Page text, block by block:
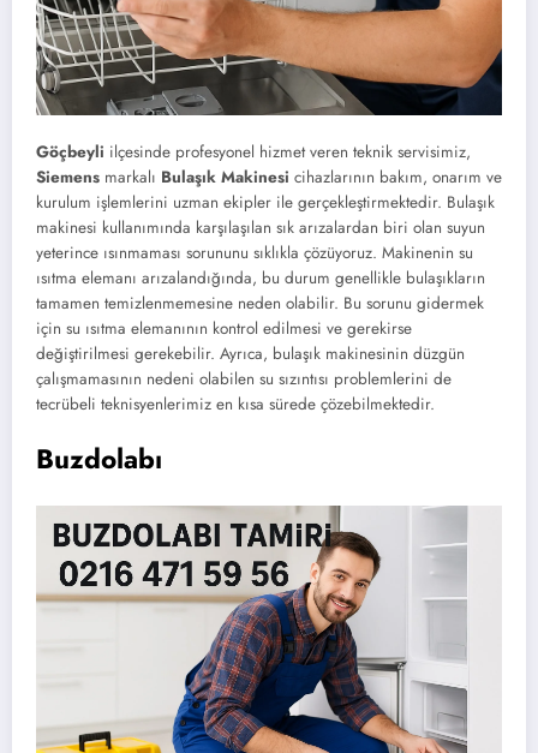
Göçbeyli ilçesinde profesyonel hizmet veren teknik servisimiz,
Siemens markalı Bulaşık Makinesi cihazlarının bakım, onarım ve
kurulum işlemlerini uzman ekipler ile gerçekleştirmektedir. Bulaşık
makinesi kullanımında karşılaşılan sık arızalardan biri olan suyun
yeterince ısınmaması sorununu sıklıkla çözüyoruz. Makinenin su
ısıtma elemanı arızalandığında, bu durum genellikle bulaşıkların
tamamen temizlenmemesine neden olabilir. Bu sorunu gidermek
için su ısıtma elemanının kontrol edilmesi ve gerekirse
değiştirilmesi gerekebilir. Ayrıca, bulaşık makinesinin düzgün
çalışmamasının nedeni olabilen su sızıntısı problemlerini de
tecrübeli teknisyenlerimiz en kısa sürede çözebilmektedir.
Buzdolabı